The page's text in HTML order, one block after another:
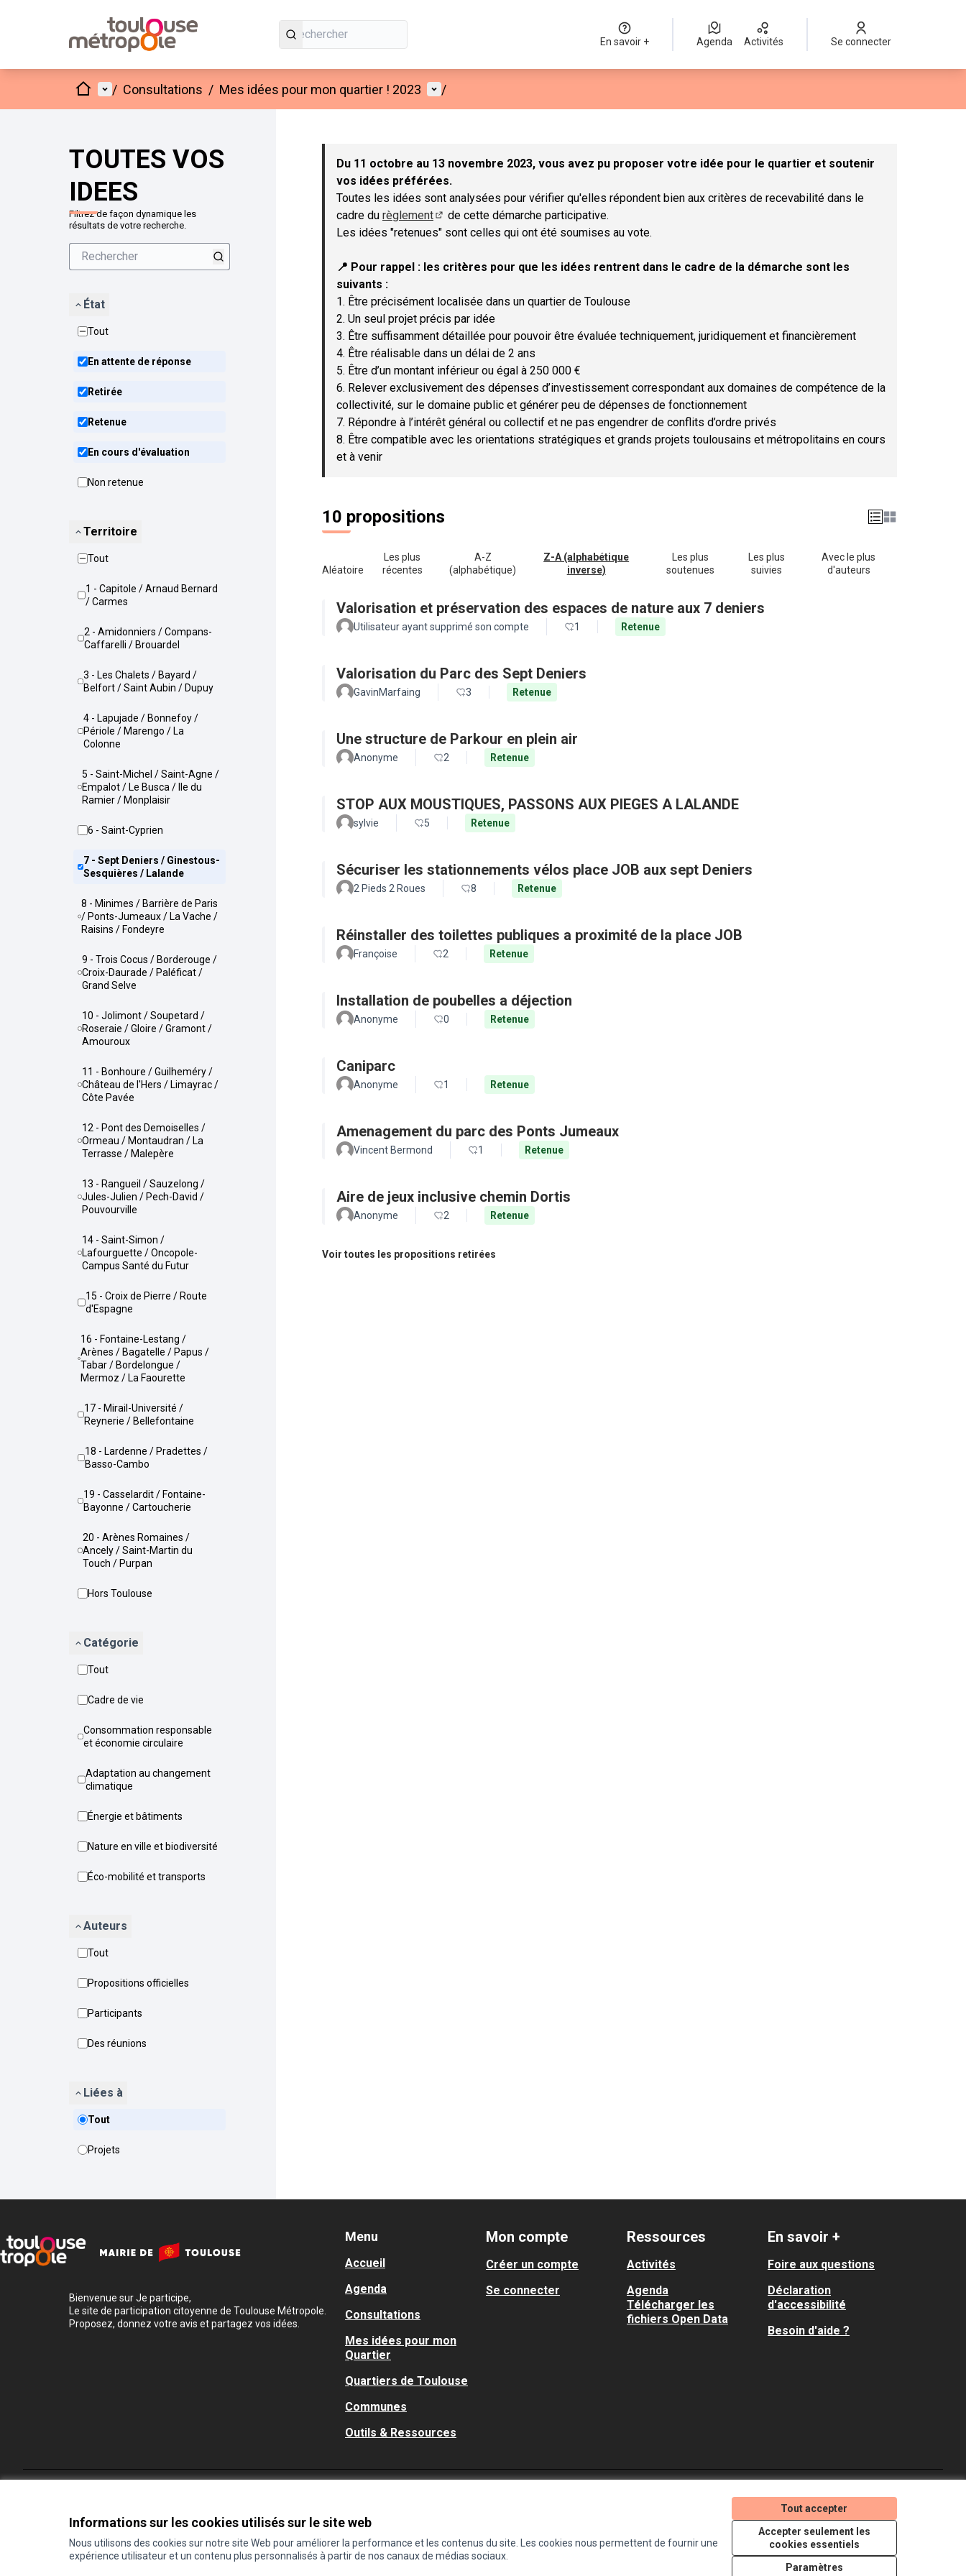
Informations sur les cookies utilisés sur le site web
Nous utilisons des cookies sur notre site Web pour améliorer la performance et les contenus du site. Les cookies nous permettent de fournir une
expérience utilisateur et un contenu plus personnalisés à partir de nos canaux de médias sociaux.
Tout accepter
Accepter seulement les
cookies essentiels
Paramètres
En savoir + Agenda Activités Se connecter
AccueilMenu principal
/ Consultations / Mes idées pour mon quartier ! 2023 Menu utilisateur
/
TOUTES VOS
IDEES
Filtrez de façon dynamique les
résultats de votre recherche.
État
Tout
En attente de réponse
Retirée
Retenue
En cours d'évaluation
Non retenue
Territoire
Tout
1 - Capitole / Arnaud Bernard
/ Carmes
2 - Amidonniers / Compans-
Caffarelli / Brouardel
3 - Les Chalets / Bayard /
Belfort / Saint Aubin / Dupuy
4 - Lapujade / Bonnefoy /
Périole / Marengo / La
Colonne
5 - Saint-Michel / Saint-Agne /
Empalot / Le Busca / Ile du
Ramier / Monplaisir
6 - Saint-Cyprien
7 - Sept Deniers / Ginestous-
Sesquières / Lalande
8 - Minimes / Barrière de Paris
/ Ponts-Jumeaux / La Vache /
Raisins / Fondeyre
9 - Trois Cocus / Borderouge /
Croix-Daurade / Paléficat /
Grand Selve
10 - Jolimont / Soupetard /
Roseraie / Gloire / Gramont /
Amouroux
11 - Bonhoure / Guilheméry /
Château de l'Hers / Limayrac /
Côte Pavée
12 - Pont des Demoiselles /
Ormeau / Montaudran / La
Terrasse / Malepère
13 - Rangueil / Sauzelong /
Jules-Julien / Pech-David /
Pouvourville
14 - Saint-Simon /
Lafourguette / Oncopole-
Campus Santé du Futur
15 - Croix de Pierre / Route
d'Espagne
16 - Fontaine-Lestang /
Arènes / Bagatelle / Papus /
Tabar / Bordelongue /
Mermoz / La Faourette
17 - Mirail-Université /
Reynerie / Bellefontaine
18 - Lardenne / Pradettes /
Basso-Cambo
19 - Casselardit / Fontaine-
Bayonne / Cartoucherie
20 - Arènes Romaines /
Ancely / Saint-Martin du
Touch / Purpan
Hors Toulouse
Catégorie
Tout
Cadre de vie
Consommation responsable
et économie circulaire
Adaptation au changement
climatique
Énergie et bâtiments
Nature en ville et biodiversité
Éco-mobilité et transports
Auteurs
Tout
Propositions officielles
Participants
Des réunions
Liées à
Tout
Projets
Passer la carte
Du 11 octobre au 13 novembre 2023, vous avez pu proposer votre idée pour le quartier et soutenir
vos idées préférées.
Toutes les idées sont analysées pour vérifier qu'elles répondent bien aux critères de recevabilité dans le
cadre du règlement
(Lien externe)
de cette démarche participative.
Les idées "retenues" sont celles qui ont été soumises au vote.
📍 Pour rappel : les critères pour que les idées rentrent dans le cadre de la démarche sont les
suivants :
1. Être précisément localisée dans un quartier de Toulouse
2. Un seul projet précis par idée
3. Être suffisamment détaillée pour pouvoir être évaluée techniquement, juridiquement et financièrement
4. Être réalisable dans un délai de 2 ans
5. Être d’un montant inférieur ou égal à 250 000 €
6. Relever exclusivement des dépenses d’investissement correspondant aux domaines de compétence de la
collectivité, sur le domaine public et générer peu de dépenses de fonctionnement
7. Répondre à l’intérêt général ou collectif et ne pas engendrer de conflits d’ordre privés
8. Être compatible avec les orientations stratégiques et grands projets toulousains et métropolitains en cours
et à venir
10 propositions
Aléatoire
Les plus
récentes
A-Z
(alphabétique)
Z-A (alphabétique
inverse)
Les plus
soutenues
Les plus
suivies
Avec le plus
d'auteurs
Valorisation et préservation des espaces de nature aux 7 deniers
Utilisateur ayant supprimé son compte 1 Retenue
Valorisation du Parc des Sept Deniers
GavinMarfaing 3 Retenue
Une structure de Parkour en plein air
Anonyme 2 Retenue
STOP AUX MOUSTIQUES, PASSONS AUX PIEGES A LALANDE
sylvie 5 Retenue
Sécuriser les stationnements vélos place JOB aux sept Deniers
2 Pieds 2 Roues 8 Retenue
Réinstaller des toilettes publiques a proximité de la place JOB
Françoise 2 Retenue
Installation de poubelles a déjection
Anonyme 0 Retenue
Caniparc
Anonyme 1 Retenue
Amenagement du parc des Ponts Jumeaux
Vincent Bermond 1 Retenue
Aire de jeux inclusive chemin Dortis
Anonyme 2 Retenue
Voir toutes les propositions retirées
Bienvenue sur Je participe,
Le site de participation citoyenne de Toulouse Métropole.
Proposez, donnez votre avis et partagez vos idées.
Menu
Accueil
Agenda
Consultations
Mes idées pour mon
Quartier
Quartiers de Toulouse
Communes
Outils & Ressources
Mon compte
Créer un compte
Se connecter
Ressources
Activités
Agenda
Télécharger les
fichiers Open Data
En savoir +
Foire aux questions
Déclaration
d'accessibilité
Besoin d'aide ?
(Lien externe)
(Lien externe)
(Lien externe)
Licence Creative
(Lien externe)